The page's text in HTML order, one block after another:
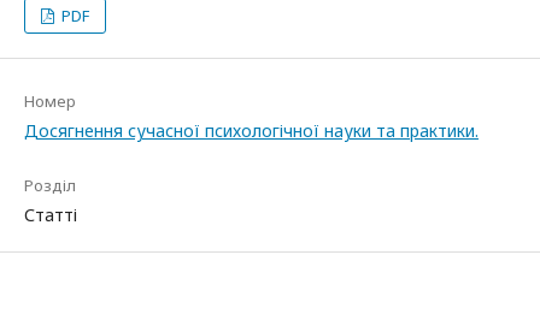
PDF
Номер
Досягнення сучасної психологічної науки та практики.
Розділ
Статті